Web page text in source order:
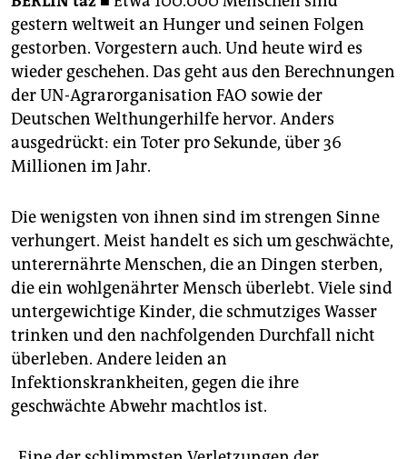
berlin
nord
wahrheit
verlag
veranstaltungen
shop
fragen & hilfe
unterstützen
abo
genossenschaft
gestern weltweit an Hunger und seinen Folgen
gestorben. Vorgestern auch. Und heute wird es
wieder geschehen. Das geht aus den Berechnungen
der UN-Agrarorganisation FAO sowie der
Deutschen Welthungerhilfe hervor. Anders
ausgedrückt: ein Toter pro Sekunde, über 36
Millionen im Jahr.
Die wenigsten von ihnen sind im strengen Sinne
verhungert. Meist handelt es sich um geschwächte,
unterernährte Menschen, die an Dingen sterben,
die ein wohlgenährter Mensch überlebt. Viele sind
untergewichtige Kinder, die schmutziges Wasser
trinken und den nachfolgenden Durchfall nicht
überleben. Andere leiden an
Infektionskrankheiten, gegen die ihre
geschwächte Abwehr machtlos ist.